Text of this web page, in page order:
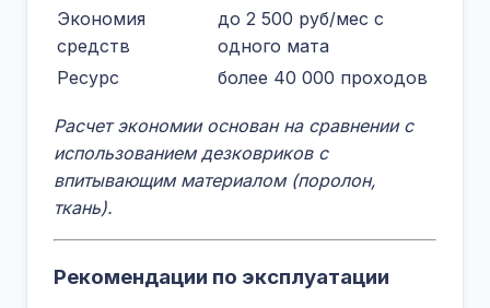
Экономия
средств
до 2 500 руб/мес с
одного мата
Ресурс
более 40 000 проходов
Расчет экономии основан на сравнении с
использованием дезковриков с
впитывающим материалом (поролон,
ткань).
Рекомендации по эксплуатации